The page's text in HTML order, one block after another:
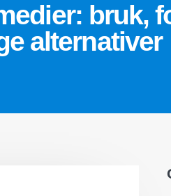
bruk,
alternativer